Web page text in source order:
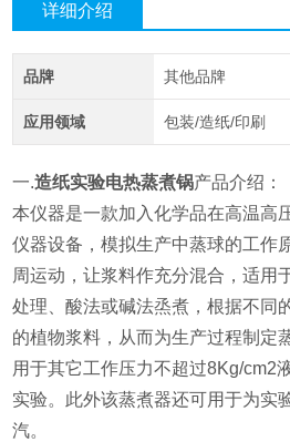
详细介绍
品牌 其他品牌
应用领域 包装/造纸/印刷
一.造纸实验电热蒸煮锅产品介绍：
本仪器是一款加入化学品在高温高
仪器设备，模拟生产中蒸球的工作
周运动，让浆料作充分混合，适用
处理、酸法或碱法烝煮，根据不同
的植物浆料，从而为生产过程制定
用于其它工作压力不超过8Kg/cm2
实验。此外该蒸煮器还可用于为实
汽。